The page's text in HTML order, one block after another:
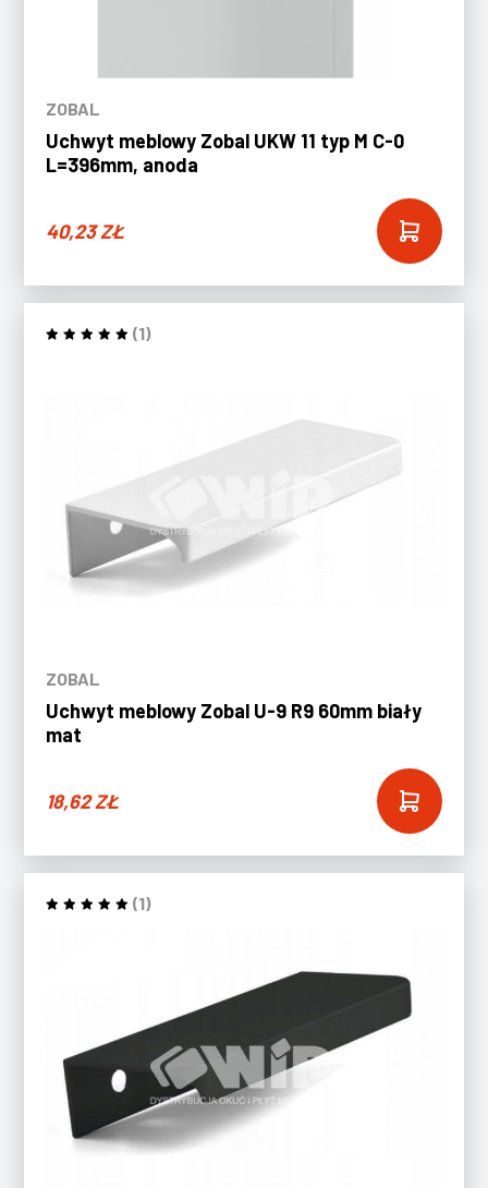
ZOBAL
Uchwyt meblowy Zobal UKW 11 typ M C-0
L=396mm, anoda
40,23ZŁ
(1)
ZOBAL
Uchwyt meblowy Zobal U-9 R9 60mm biały
mat
18,62ZŁ
(1)